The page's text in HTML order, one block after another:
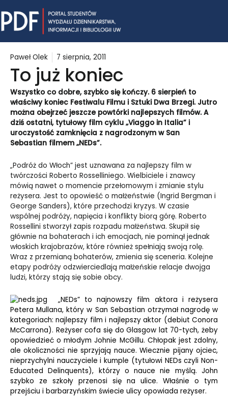
to
content
Paweł Olek 7 sierpnia, 2011
To już koniec
Wszystko co dobre, szybko się kończy. 6 sierpień to
właściwy koniec Festiwalu Filmu i Sztuki Dwa Brzegi. Jutro
można obejrzeć jeszcze powtórki najlepszych filmów. A
dziś ostatni, tytułowy film cyklu „Viaggo in Italia” i
uroczystość zamknięcia z nagrodzonym w San
Sebastian filmem „NEDs”.
„Podróż do Włoch” jest uznawana za najlepszy film w
twórczości Roberto Rosselliniego. Wielbiciele i znawcy
mówią nawet o momencie przełomowym i zmianie stylu
reżysera. Jest to opowieść o małżeństwie (Ingrid Bergman i
George Sanders), które przechodzi kryzys. W czasie
wspólnej podróży, napięcia i konflikty biorą górę. Roberto
Rossellini stworzył zapis rozpadu małżeństwa. Skupił się
głównie na bohaterach i ich emocjach, nie pominął jednak
włoskich krajobrazów, które również spełniają swoją rolę.
Wraz z przemianą bohaterów, zmienia się sceneria. Kolejne
etapy podróży odzwierciedlają małżeńskie relacje dwojga
ludzi, którzy stają się sobie obcy.
„NEDs” to najnowszy film aktora i reżysera
Petera Mullana, który w San Sebastian otrzymał nagrodę w
kategoriach: najlepszy film i najlepszy aktor (debiut Conora
McCarrona). Reżyser cofa się do Glasgow lat 70-tych, żeby
opowiedzieć o młodym Johnie McGillu. Chłopak jest zdolny,
ale okoliczności nie sprzyjają nauce. Wiecznie pijany ojciec,
nieprzychylni nauczyciele i kumple (tytułowi NEDs czyli Non-
Educated Delinquents), którzy o nauce nie myślą. John
szybko ze szkoły przenosi się na ulice. Właśnie o tym
przejściu i barbarzyńskim świecie ulicy opowiada reżyser.